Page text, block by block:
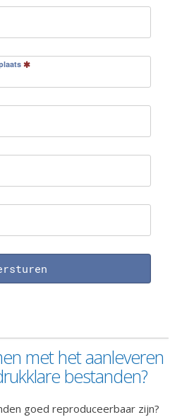
met het aanleveren
bestanden?
goed reproduceerbaar zijn?